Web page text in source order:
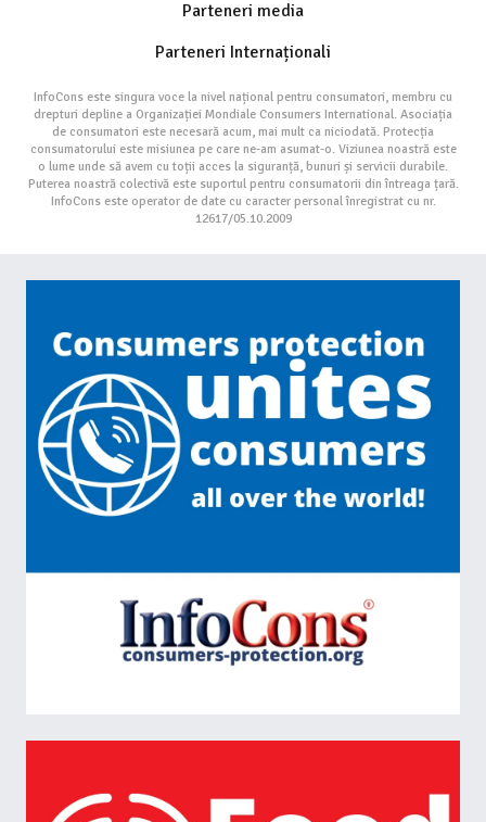
Parteneri media
Parteneri Internaționali
InfoCons este singura voce la nivel național pentru consumatori, membru cu
drepturi depline a Organizației Mondiale Consumers International. Asociația
de consumatori este necesară acum, mai mult ca niciodată. Protecția
consumatorului este misiunea pe care ne-am asumat-o. Viziunea noastră este
o lume unde să avem cu toții acces la siguranță, bunuri și servicii durabile.
Puterea noastră colectivă este suportul pentru consumatorii din întreaga țară.
InfoCons este operator de date cu caracter personal înregistrat cu nr.
12617/05.10.2009